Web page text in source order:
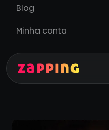
Blog
Minha conta